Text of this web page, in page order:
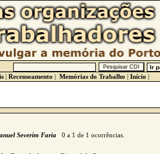
| Recenseamento | Memórias do Trabalho | Início |
Severim Faria0 a 1 de 1 ocorrências.